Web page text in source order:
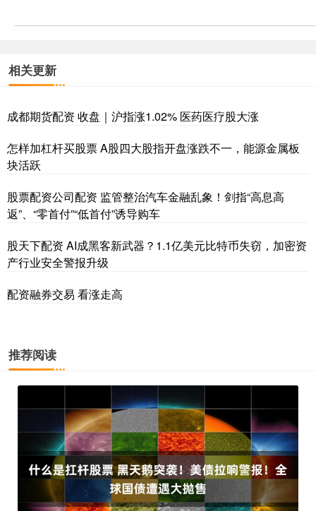
相关更新
成都期货配资 收盘｜沪指涨1.02% 医药医疗股大涨
怎样加杠杆买股票 A股四大股指开盘涨跌不一，能源金属板
块活跃
股票配资公司配资 监管整治汽车金融乱象！剑指“高息高
返”、“零首付”“低首付”诱导购车
股天下配资 AI成黑客新武器？1.1亿美元比特币失窃，加密资
产行业安全警报升级
配资融券交易 看涨走高
推荐阅读